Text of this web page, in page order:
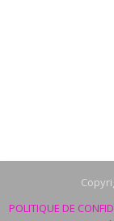
POLITIQUE DE